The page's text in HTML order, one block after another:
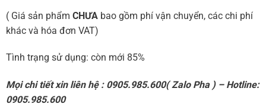
( Giá sản phẩm CHƯAbao gồm phí vận chuyển, các chi phí
khác và hóa đơn VAT)
Tình trạng sử dụng: còn mới 85%
Mọi chi tiết xin liên hệ : 0905.985.600( Zalo Pha ) – Hotline:
0905.985.600